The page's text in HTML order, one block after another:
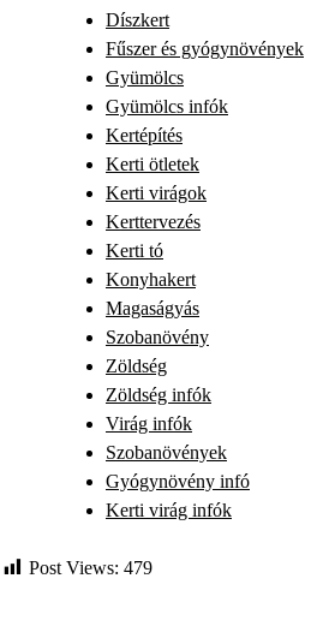
Díszkert
Fűszer és gyógynövények
Gyümölcs
Gyümölcs infók
Kertépítés
Kerti ötletek
Kerti virágok
Kerttervezés
Kerti tó
Konyhakert
Magaságyás
Szobanövény
Zöldség
Zöldség infók
Virág infók
Szobanövények
Gyógynövény infó
Kerti virág infók
Post Views: 479